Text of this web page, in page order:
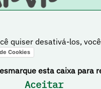
quiser desativá-los,
Cookies
esta caixa para
Aceitar
NãoComercial-PartilhaIgual 4.0